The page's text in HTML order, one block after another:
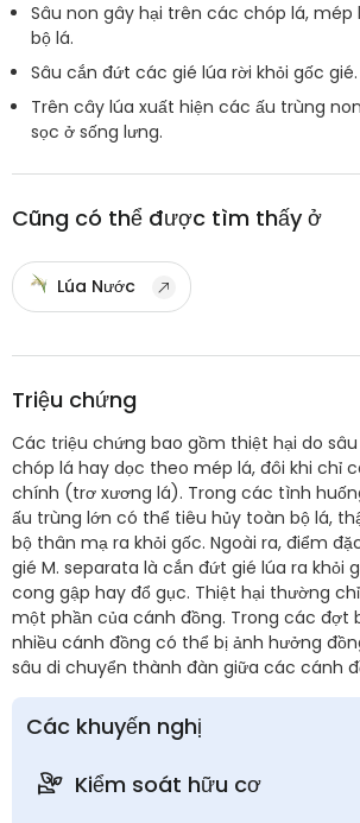
Sâu non gây hại trên các chóp lá, mép
bộ lá.
Sâu cắn đứt các gié lúa rời khỏi gốc gié.
Trên cây lúa xuất hiện các ấu trùng
sọc ở sống lưng.
Cũng có thể được tìm thấy ở
Lúa Nước
Triệu chứng
Các triệu chứng bao gồm thiệt hại do
chóp lá hay dọc theo mép lá, đôi khi chỉ
chính (trơ xương lá). Trong các tình
ấu trùng lớn có thể tiêu hủy toàn bộ lá,
bộ thân mạ ra khỏi gốc. Ngoài ra, điểm
gié M. separata là cắn đứt gié lúa ra khỏi
cong gập hay đổ gục. Thiệt hại thường
một phần của cánh đồng. Trong các đợt
nhiều cánh đồng có thể bị ảnh hưởng
sâu di chuyển thành đàn giữa các cánh
Các khuyến nghị
Kiểm soát hữu cơ